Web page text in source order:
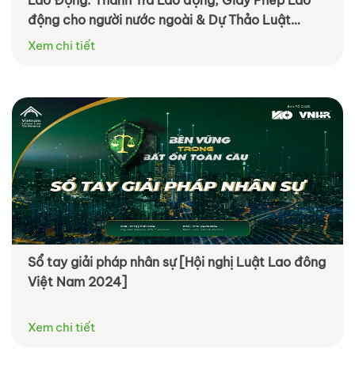
động cho người nước ngoài & Dự Thảo Luật
BHXH (sửa đổi)
Xem chi tiết
Sổ tay giải pháp nhân sự [Hội nghị Luật Lao đông
Việt Nam 2024]
Xem chi tiết